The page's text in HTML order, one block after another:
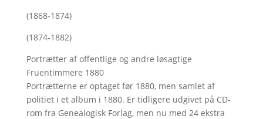
(1868-1874)
(1874-1882)
Portrætter af offentlige og andre løsagtige
Fruentimmere 1880
Portrætterne er optaget før 1880, men samlet af
politiet i et album i 1880. Er tidligere udgivet på CD-
rom fra Genealogisk Forlag, men nu med 24 ekstra